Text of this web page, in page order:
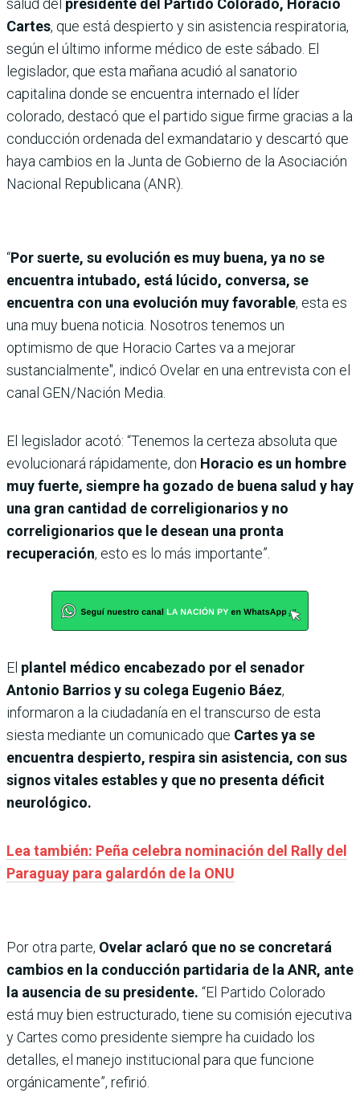
Cartes, que está despierto y sin asistencia respiratoria,
según el último informe médico de este sábado. El
legislador, que esta mañana acudió al sanatorio
capitalina donde se encuentra internado el líder
colorado, destacó que el partido sigue firme gracias a la
conducción ordenada del exmandatario y descartó que
haya cambios en la Junta de Gobierno de la Asociación
Nacional Republicana (ANR).
“Por suerte, su evolución es muy buena, ya no se
encuentra intubado, está lúcido, conversa, se
encuentra con una evolución muy favorable, esta es
una muy buena noticia. Nosotros tenemos un
optimismo de que Horacio Cartes va a mejorar
sustancialmente", indicó Ovelar en una entrevista con el
canal GEN/Nación Media.
El legislador acotó: “Tenemos la certeza absoluta que
evolucionará rápidamente, don Horacio es un hombre
muy fuerte, siempre ha gozado de buena salud y hay
una gran cantidad de correligionarios y no
correligionarios que le desean una pronta
recuperación, esto es lo más importante”.
El plantel médico encabezado por el senador
Antonio Barrios y su colega Eugenio Báez,
informaron a la ciudadanía en el transcurso de esta
siesta mediante un comunicado que Cartes ya se
encuentra despierto, respira sin asistencia, con sus
signos vitales estables y que no presenta déficit
neurológico.
Lea también: Peña celebra nominación del Rally del
Paraguay para galardón de la ONU
Por otra parte, Ovelar aclaró que no se concretará
cambios en la conducción partidaria de la ANR, ante
la ausencia de su presidente. “El Partido Colorado
está muy bien estructurado, tiene su comisión ejecutiva
y Cartes como presidente siempre ha cuidado los
detalles, el manejo institucional para que funcione
orgánicamente”, refirió.